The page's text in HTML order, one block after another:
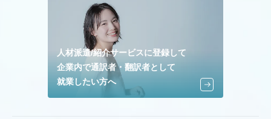
人材派遣/紹介サービスに登録して
企業内で通訳者・翻訳者として
就業したい方へ